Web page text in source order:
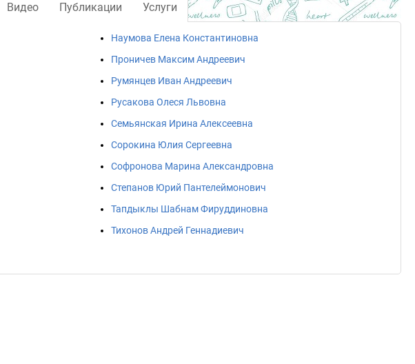
Видео Публикации Услуги
Наумова Елена Константиновна
Проничев Максим Андреевич
Румянцев Иван Андреевич
Русакова Олеся Львовна
Семьянская Ирина Алексеевна
Сорокина Юлия Сергеевна
Софронова Марина Александровна
Степанов Юрий Пантелеймонович
Тапдыклы Шабнам Фируддиновна
Тихонов Андрей Геннадиевич